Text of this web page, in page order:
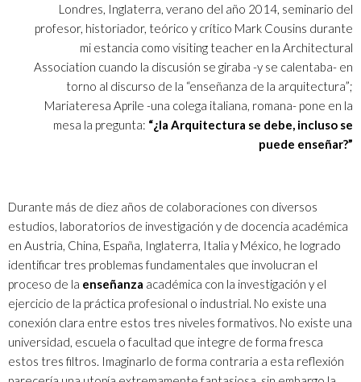
Londres, Inglaterra, verano del año 2014, seminario del
profesor, historiador, teórico y crítico Mark Cousins durante
mi estancia como visiting teacher en la Architectural
Association cuando la discusión se giraba -y se calentaba- en
torno al discurso de la “enseñanza de la arquitectura”;
Mariateresa Aprile -una colega italiana, romana- pone en la
mesa la pregunta: “¿la Arquitectura se debe, incluso se
puede enseñar?”
Durante más de diez años de colaboraciones con diversos
estudios, laboratorios de investigación y de docencia académica
en Austria, China, España, Inglaterra, Italia y México, he logrado
identificar tres problemas fundamentales que involucran el
proceso de la enseñanza académica con la investigación y el
ejercicio de la práctica profesional o industrial. No existe una
conexión clara entre estos tres niveles formativos. No existe una
universidad, escuela o facultad que integre de forma fresca
estos tres filtros. Imaginarlo de forma contraria a esta reflexión